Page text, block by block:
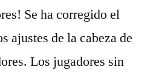
Se ha corregido el
ajustes de la cabeza de
Los jugadores sin